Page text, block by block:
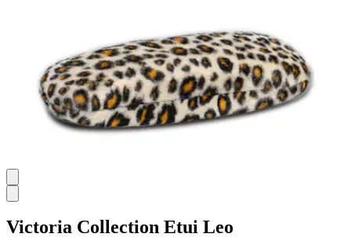
Victoria Collection Etui Leo